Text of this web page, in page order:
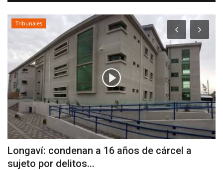
Tribunales
Longaví: condenan a 16 años de cárcel a
sujeto por delitos...